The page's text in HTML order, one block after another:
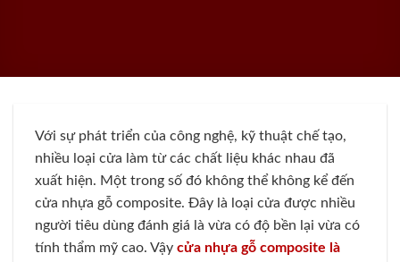
Với sự phát triển của công nghệ, kỹ thuật chế tạo,
nhiều loại cửa làm từ các chất liệu khác nhau đã
xuất hiện. Một trong số đó không thể không kể đến
cửa nhựa gỗ composite. Đây là loại cửa được nhiều
người tiêu dùng đánh giá là vừa có độ bền lại vừa có
tính thẩm mỹ cao. Vậy cửa nhựa gỗ composite là